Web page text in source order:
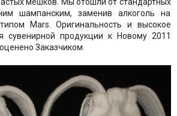
шампанским, заменив алкоголь на
Mars. Оригинальность и высокое
сувенирной продукции к Новому 2011
Заказчиком.